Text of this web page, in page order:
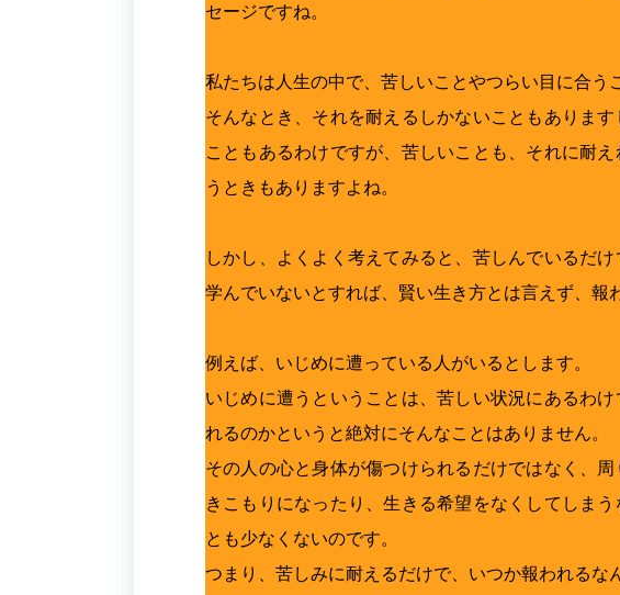
セージですね。
私たちは人生の中で、苦しいことやつらい目に合う
そんなとき、それを耐えるしかないこともありま
こともあるわけですが、苦しいことも、それに耐
うときもありますよね。
しかし、よくよく考えてみると、苦しんでいるだ
学んでいないとすれば、賢い生き方とは言えず、報
例えば、いじめに遭っている人がいるとします。
いじめに遭うということは、苦しい状況にあるわ
れるのかというと絶対にそんなことはありません。
その人の心と身体が傷つけられるだけではなく、
きこもりになったり、生きる希望をなくしてしま
とも少なくないのです。
つまり、苦しみに耐えるだけで、いつか報われるな